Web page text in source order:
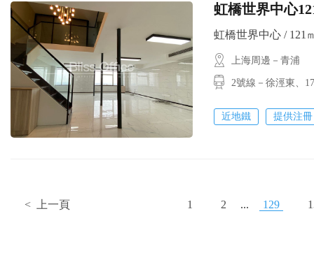
虹橋世界中心121
虹橋世界中心 / 121
上海周邊－青浦
2號線－徐涇東
近地鐵 提供注冊
1 2 ... 129
< 上一頁